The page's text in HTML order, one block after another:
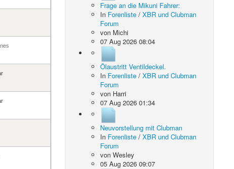
Frage an die Mikuni Fahrer:
In Forenliste /XBR und Clubman
Forum
von Michi
07 Aug 2026 08:04
Ölaustritt Ventildeckel.
In Forenliste /XBR und Clubman
Forum
von Harri
07 Aug 2026 01:34
Neuvorstellung mit Clubman
In Forenliste /XBR und Clubman
Forum
vonWesley
05 Aug 2026 09:07